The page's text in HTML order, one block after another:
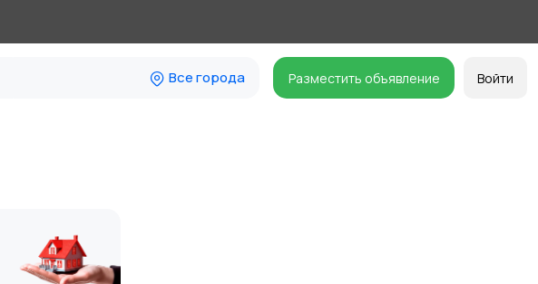
Все города Разместить объявление Войти